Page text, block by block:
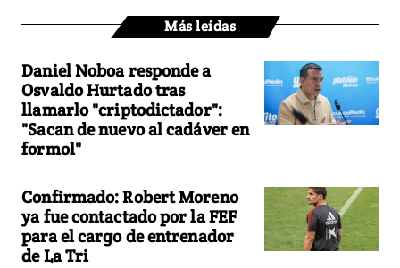
Más leídas
Daniel Noboa responde a
Osvaldo Hurtado tras
llamarlo "criptodictador":
"Sacan de nuevo al cadáver en
formol"
Confirmado: Robert Moreno
ya fue contactado por la FEF
para el cargo de entrenador
de La Tri